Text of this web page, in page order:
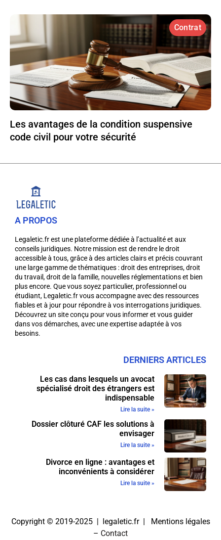
Contrat
Les avantages de la condition suspensive
code civil pour votre sécurité
A PROPOS
Legaletic.fr est une plateforme dédiée à l’actualité et aux
conseils juridiques. Notre mission est de rendre le droit
accessible à tous, grâce à des articles clairs et précis couvrant
une large gamme de thématiques : droit des entreprises, droit
du travail, droit de la famille, nouvelles réglementations et bien
plus encore. Que vous soyez particulier, professionnel ou
étudiant, Legaletic.fr vous accompagne avec des ressources
fiables et à jour pour répondre à vos interrogations juridiques.
Découvrez un site conçu pour vous informer et vous guider
dans vos démarches, avec une expertise adaptée à vos
besoins.
DERNIERS ARTICLES
Les cas dans lesquels un avocat
spécialisé droit des étrangers est
indispensable
Lire la suite »
Dossier clôturé CAF les solutions à
envisager
Lire la suite »
Divorce en ligne : avantages et
inconvénients à considérer
Lire la suite »
Copyright © 2019-2025 | legaletic.fr | Mentions légales
– Contact